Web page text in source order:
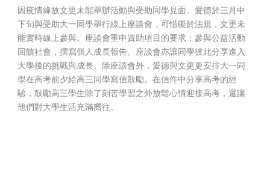
因疫情緣故文更未能舉辦活動與受助同學見面。愛德於三月中
下旬與受助大一同學舉行線上座談會，可惜礙於法規，文更未
能實時線上參與。座談會重申資助項目的要求：參與公益活動
回饋社會，撰寫個人成長報告。座談會亦讓同學彼此分享進入
大學後的挑戰與成長。除座談會外，愛德與文更更安排大一同
學在高考前夕給高三同學寫信鼓勵。在信件中分享高考的經
驗，鼓勵高三學生除了刻苦學習之外放鬆心情迎接高考，還讓
他們對大學生活充滿嚮往。